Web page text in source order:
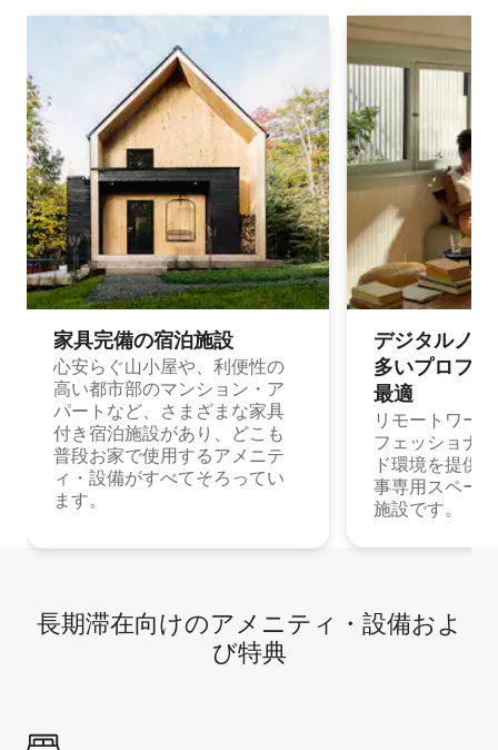
家具完備の宿⁠泊⁠施⁠設
心安らぐ山小屋や、利便性の
高い都市部のマンション・ア
パートなど、さまざまな家具
付き宿泊施設があり、どこも
普段お家で使用するアメニテ
ィ・設備がすべてそろってい
ます。
デジタルノ
多⁠いプ⁠ロ⁠フ⁠
最⁠適
リモートワー
フェッショナ
ド環境を提供
事専用スペー
施設です。
長期滞在向け⁠のア⁠メ⁠ニ⁠テ⁠ィ⁠・設⁠備⁠およ
び特⁠典